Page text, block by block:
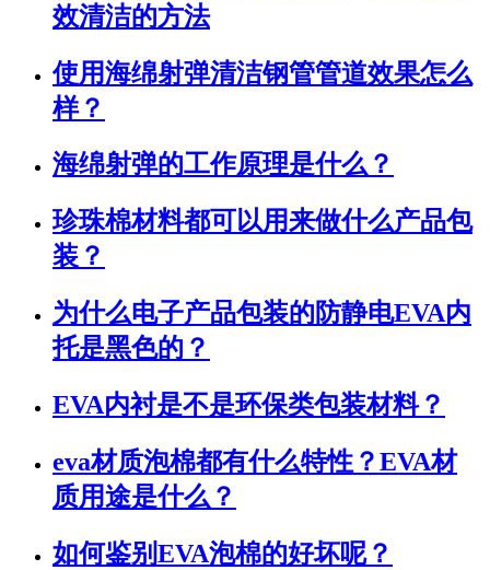
效清洁的方法
使用海绵射弹清洁钢管管道效果怎么
样？
海绵射弹的工作原理是什么？
珍珠棉材料都可以用来做什么产品包
装？
为什么电子产品包装的防静电EVA内
托是黑色的？
EVA内衬是不是环保类包装材料？
eva材质泡棉都有什么特性？EVA材
质用途是什么？
如何鉴别EVA泡棉的好坏呢？